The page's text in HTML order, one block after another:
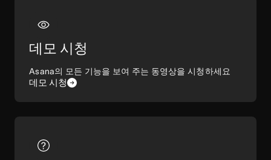
데모 시청
Asana의 모든 기능을 보여 주는 동영상을 시청하세요
데모 시청